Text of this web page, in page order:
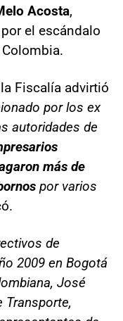
Acosta,
el escándalo
Fiscalía advirtió
por los ex
autoridades de
más de
por varios
de
2009 en Bogotá
José
Transporte,